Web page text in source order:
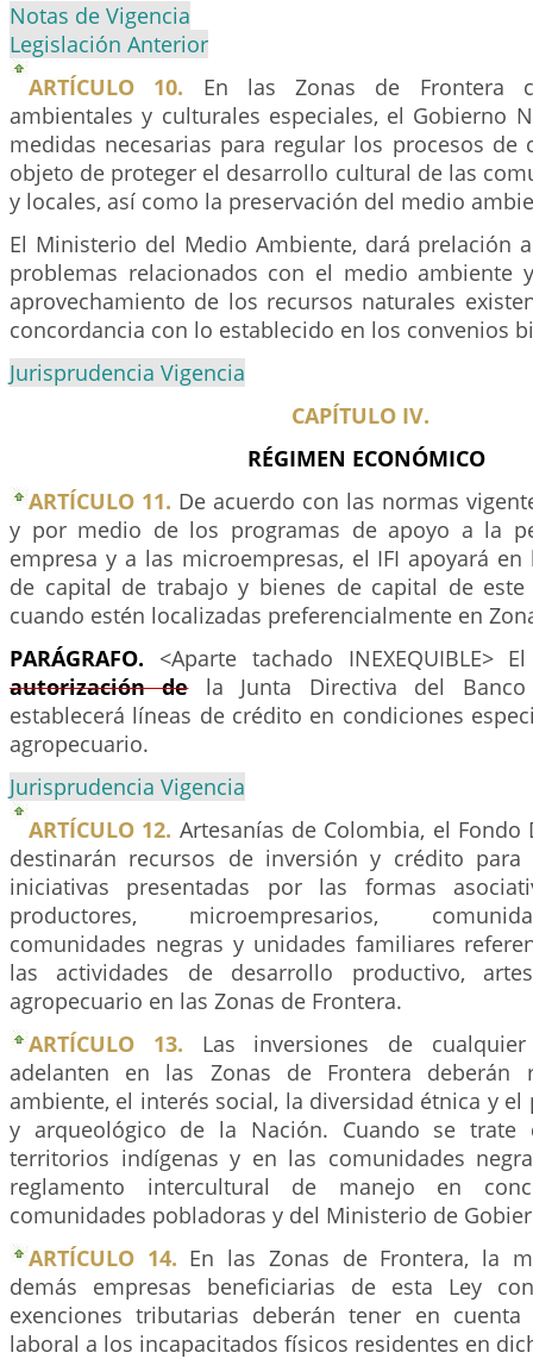
Notas de Vigencia
Legislación Anterior
ARTÍCULO 10. En las Zonas de Frontera
ambientales y culturales especiales, el Gobierno
medidas necesarias para regular los procesos de
objeto de proteger el desarrollo cultural de las
y locales, así como la preservación del medio
El Ministerio del Medio Ambiente, dará prelación
problemas relacionados con el medio ambiente
aprovechamiento de los recursos naturales
concordancia con lo establecido en los convenios
Jurisprudencia Vigencia
CAPÍTULO IV.
RÉGIMEN ECONÓMICO
ARTÍCULO 11. De acuerdo con las normas
y por medio de los programas de apoyo a la
empresa y a las microempresas, el IFI apoyará
de capital de trabajo y bienes de capital de
cuando estén localizadas preferencialmente en
PARÁGRAFO. <Aparte tachado INEXEQUIBLE>
autorización dela Junta Directiva del Banco
establecerá líneas de crédito en condiciones
agropecuario.
Jurisprudencia Vigencia
ARTÍCULO 12. Artesanías de Colombia, el Fondo
destinarán recursos de inversión y crédito
iniciativas presentadas por las formas
productores, microempresarios,
comunidades negras y unidades familiares
las actividades de desarrollo productivo,
agropecuario en las Zonas de Frontera.
ARTÍCULO 13. Las inversiones de
adelanten en las Zonas de Frontera deberán
ambiente, el interés social, la diversidad étnica y
y arqueológico de la Nación. Cuando se trate
territorios indígenas y en las comunidades
reglamento intercultural de manejo en
comunidades pobladoras y del Ministerio de
ARTÍCULO 14. En las Zonas de Frontera, la
demás empresas beneficiarias de esta Ley
exenciones tributarias deberán tener en
laboral a los incapacitados físicos residentes en